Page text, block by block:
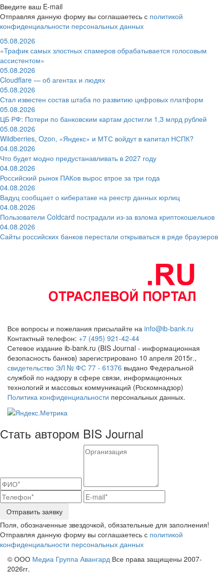
Введите ваш E-mail
Отправляя данную форму вы соглашаетесь с политикой
конфиденциальности персональных данных
05.08.2026
«Трафик самых злостных спамеров обрабатывается голосовым
ассистентом»
05.08.2026
Cloudflare — об агентах и людях
05.08.2026
Стал известен состав штаба по развитию цифровых платформ
05.08.2026
ЦБ РФ: Потери по банковским картам достигли 1,3 млрд рублей
05.08.2026
Wildberries, Ozon, «Яндекс» и МТС войдут в капитал НСПК?
04.08.2026
Что будет модно предустанавливать в 2027 году
04.08.2026
Российский рынок ПАКов вырос втрое за три года
04.08.2026
Вадуц сообщает о кибератаке на реестр данных юрлиц
04.08.2026
Пользователи Coldcard пострадали из-за взлома криптокошельков
04.08.2026
Сайты российских банков перестали открываться в ряде браузеров
Все вопросы и пожелания присылайте на info@ib-bank.ru
Контактный телефон: +7 (495) 921-42-44
Сетевое издание ib-bank.ru (BIS Journal - информационная
безопасность банков) зарегистрировано 10 апреля 2015г.,
свидетельство ЭЛ № ФС 77 - 61376 выдано Федеральной
службой по надзору в сфере связи, информационных
технологий и массовых коммуникаций (Роскомнадзор)
Политика конфиденциальности персональных данных.
Стать автором BIS Journal
Отправить заявку
Поля, обозначенные звездочкой, обязательные для заполнения!
Отправляя данную форму вы соглашаетесь с политикой
конфиденциальности персональных данных
© ООО Медиа Группа Авангард Все права защищены 2007-
2026гг.